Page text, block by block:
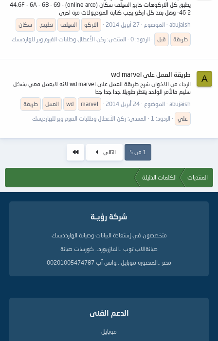
يطبق كل الاركوهات خارج السيلف سكان (online arco) 44,6F - 6A - 6B - 69 -
46 2- وهل بعد كل اركو يجب كتابة الموديولات مرة اخرى
abujaish
الموضوع 27 أبريل 2014 الاركو السيلف تطبيق
سكان
طريقة
قبل الردود: 0 المنتدى: ركن الأعطال وطلبات الفيرم وير للهارديسك
A طريقة العمل على wd marvel
الرجاء من الاخوان شرح طريقة العمل على wd marvel لانه لايعمل معي بشكل
سليم فالأمر الواحد ينتظر طويلا جدا جدا جدا
abujaish
الموضوع 24 أبريل 2014 marvel
wd العمل
طريقة
علي
الردود: 1 المنتدى: ركن الأعطال وطلبات الفيرم وير للهارديسك
1 من 5 التالي
المنتديات الكلمات الدليلة
شركة رؤيــة
متخصصون في إستعادة البيانات وصيانة الهاردديسك
صيانةالاب توب ..المازربورد.. كورسات صيانة
مصر ..المنصورة موبايل ..واتس آب 00201005474787
الدعم الفنى
موبايل